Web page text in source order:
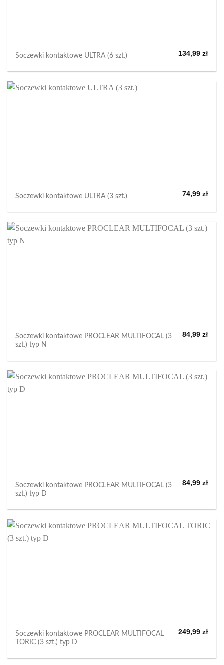
Soczewki kontaktowe ULTRA (6 szt.) 134,99 zł
Soczewki kontaktowe ULTRA (3 szt.) 74,99 zł
Soczewki kontaktowe PROCLEAR MULTIFOCAL (3
szt.) typ N
84,99 zł
Soczewki kontaktowe PROCLEAR MULTIFOCAL (3
szt.) typ D
84,99 zł
Soczewki kontaktowe PROCLEAR MULTIFOCAL
TORIC (3 szt.) typ D
249,99 zł